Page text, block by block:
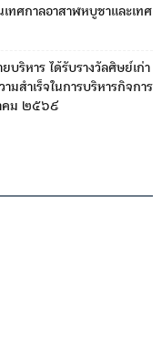
เทศกาลอาสาฬหบูชาและเทศ
ริหาร ได้รับรางวัลศิษย์เก่า
สำเร็จในการบริหารกิจการ
าคม ๒๕๖๙